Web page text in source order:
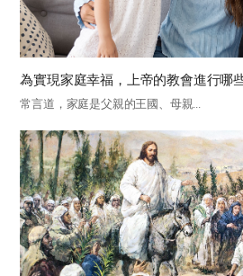
為實現家庭幸福，上帝的教會進行哪
常言道，家庭是父親的王國、母親...